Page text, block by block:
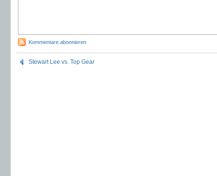
Kommentare abonnieren
Stewart Lee vs. Top Gear